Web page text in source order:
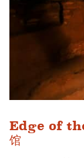
Edge of
馆